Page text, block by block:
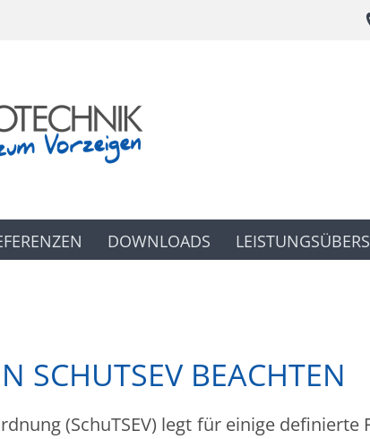
DOWNLOADS
SCHUTSEV BEACHTEN
(SchuTSEV) legt für einige